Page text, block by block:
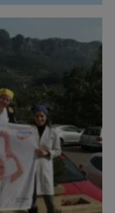
la donación
y primer